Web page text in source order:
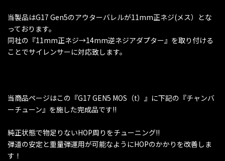
当製品はG17 Gen5のアウターバレルが11mm正ネジ(メス）とな
っております。
同社の『11mm正ネジ→14mm逆ネジアダプター』を取り付ける
ことでサイレンサーに対応致します。
当商品ページはこの『G17 GEN5 MOS（t）』に下記の『チャンバ
ーチューン』を施した完成品です!!
純正状態で物足りないHOP周りをチューニング!!
弾道の安定と重量弾運用が可能なようにHOPのかかりを改善しま
す！